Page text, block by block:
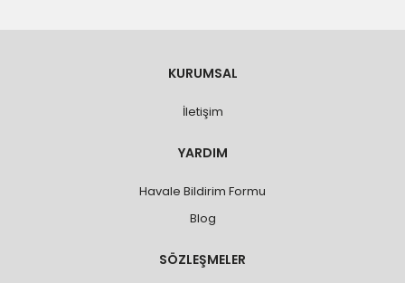
KURUMSAL
İletişim
YARDIM
Havale Bildirim Formu
Blog
SÖZLEŞMELER